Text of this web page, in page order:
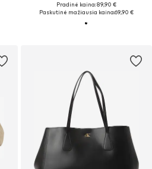
Pradinė kaina: 89,90 €
Paskutinė mažiausia kaina:69,90 €